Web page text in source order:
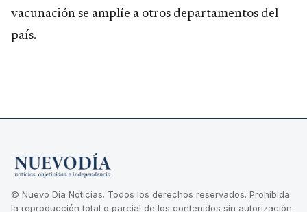
vacunación se amplíe a otros departamentos del
país.
© Nuevo Día Noticias. Todos los derechos reservados. Prohibida
la reproducción total o parcial de los contenidos sin autorización